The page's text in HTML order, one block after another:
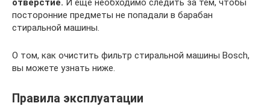
посторонние предметы не попадали в барабан
стиральной машины.
О том, как очистить фильтр стиральной машины Bosch,
вы можете узнать ниже.
Правила эксплуатации